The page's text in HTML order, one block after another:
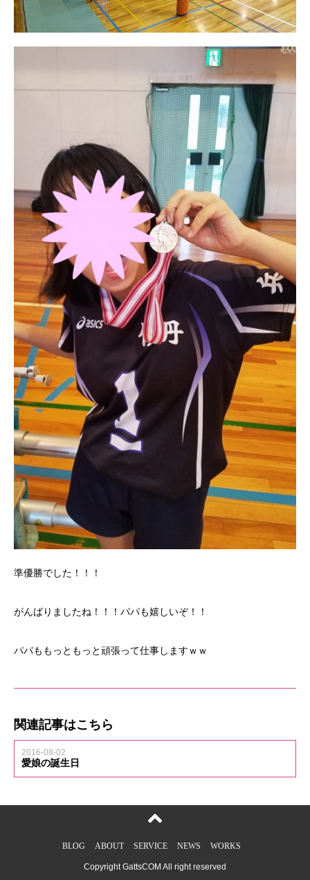
準優勝でした！！！
がんばりましたね！！！パパも嬉しいぞ！！
パパももっともっと頑張って仕事しますｗｗ
関連記事はこちら
2016-08-02
愛娘の誕生日
BLOG ABOUT SERVICE NEWS WORKS
Copyright GattsCOM All right reserved